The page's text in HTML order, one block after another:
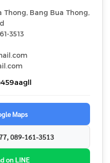
Thong, Bang Bua Thong,
3513
Maps
089-161-3513
on LINE